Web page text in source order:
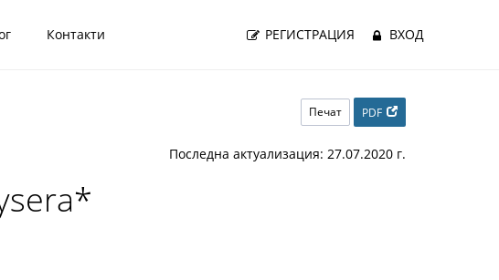
Контакти РЕГИСТРАЦИЯ ВХОД
Печат PDF
Последна актуализация: 27.07.2020 г.
*